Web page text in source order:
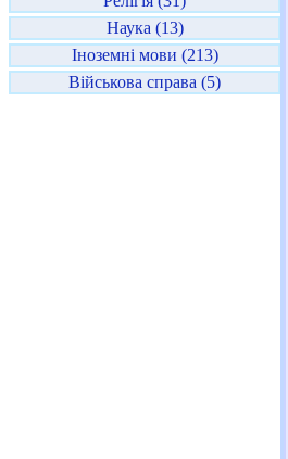
Наука (13)
Іноземні мови (213)
Військова справа (5)